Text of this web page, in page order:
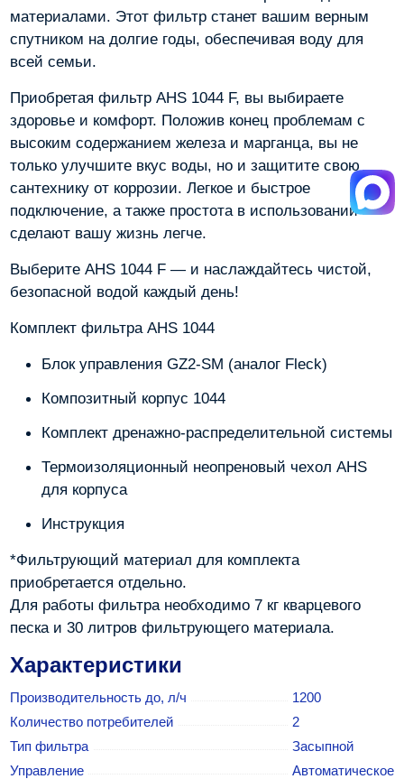
материалами. Этот фильтр станет вашим верным
спутником на долгие годы, обеспечивая воду для
всей семьи.
Приобретая фильтр AHS 1044 F, вы выбираете
здоровье и комфорт. Положив конец проблемам с
высоким содержанием железа и марганца, вы не
только улучшите вкус воды, но и защитите свою
сантехнику от коррозии. Легкое и быстрое
подключение, а также простота в использовании
сделают вашу жизнь легче.
Выберите AHS 1044 F — и наслаждайтесь чистой,
безопасной водой каждый день!
Комплект фильтра AHS 1044
Блок управления GZ2-SM (аналог Fleck)
Композитный корпус 1044
Комплект дренажно-распределительной системы
Термоизоляционный неопреновый чехол AHS
для корпуса
Инструкция
*Фильтрующий материал для комплекта
приобретается отдельно.
Для работы фильтра необходимо 7 кг кварцевого
песка и 30 литров фильтрующего материала.
Характеристики
Производительность до, л/ч
1200
Количество потребителей
2
Тип фильтра
Засыпной
Управление
Автоматическое